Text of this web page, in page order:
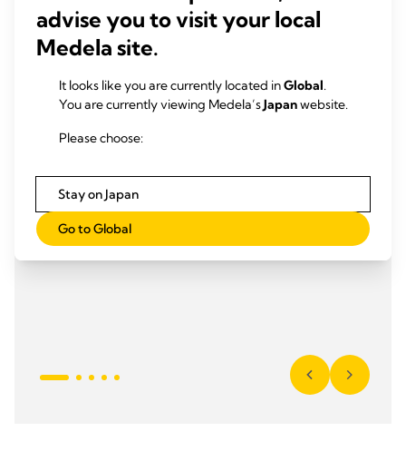
advise you to visit your local
Medela site.
It looks like you are currently located inGlobal.
You are currently viewing Medela’sJapanwebsite.
Please choose:
Stay on Japan
Go to Global